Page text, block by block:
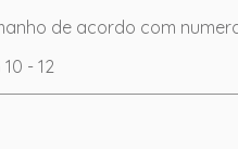
de acordo com
- 12